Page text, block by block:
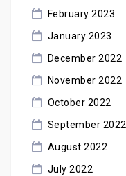
February 2023
January 2023
December 2022
November 2022
October 2022
September 2022
August 2022
July 2022